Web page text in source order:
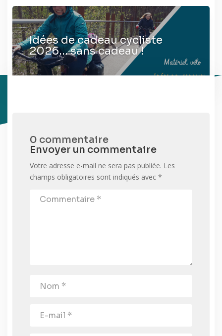
Idées de cadeau cycliste
2026… sans cadeau !
0 commentaire
Envoyer un commentaire
Votre adresse e-mail ne sera pas publiée. Les
champs obligatoires sont indiqués avec *